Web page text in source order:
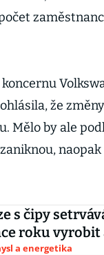
že
Mělo by ale
s čipy
roku vyrobit
a energetika